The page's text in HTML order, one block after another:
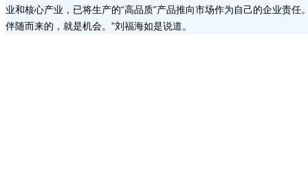
业和核心产业，已将生产的“高品质”产品推向市场作为自己的企业责任
伴随而来的，就是机会。”刘福海如是说道。